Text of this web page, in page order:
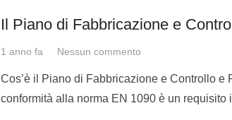
Il Piano di Fabbricazione e
1 anno fa Nessun commento
Cos’è il Piano di Fabbricazione e Controllo
conformità alla norma EN 1090 è un